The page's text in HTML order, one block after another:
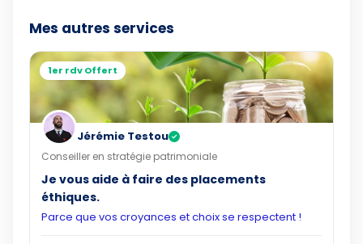
Mes autres services
1er rdv Offert
Jérémie Testou ✓
Conseiller en stratégie patrimoniale
Je vous aide à faire des placements
éthiques.
Parce que vos croyances et choix se respectent !